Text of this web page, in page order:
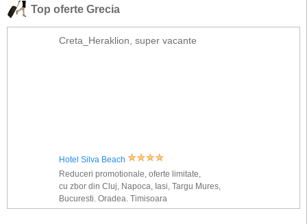
Top oferte Grecia
Creta_Heraklion, super vacante
Hotel Silva Beach
Reduceri promotionale, oferte limitate,
cu zbor din Cluj, Napoca, Iasi, Targu Mures,
Bucuresti, Oradea, Timisoara